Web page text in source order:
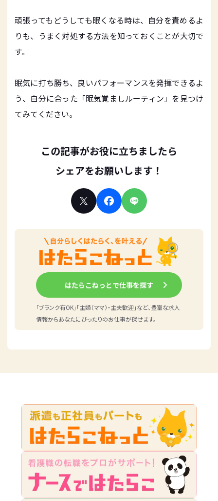
頑張ってもどうしても眠くなる時は、自分を責めるよ
りも、うまく対処する方法を知っておくことが大切で
す。
眠気に打ち勝ち、良いパフォーマンスを発揮できるよ
う、自分に合った「眠気覚ましルーティン」を見つけ
てみてください。
この記事がお役に立ちましたら
シェアをお願いします！
はたらこねっとで仕事を探す
「ブランク有OK」「主婦（ママ）・主夫歓迎」など、豊富な求人
情報からあなたにぴったりのお仕事が探せます。